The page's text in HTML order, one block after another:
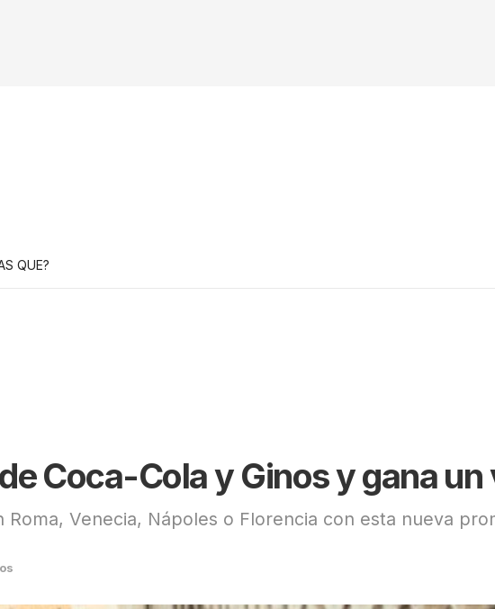
QUE?
Coca-Cola y Ginos y gana un
Venecia, Nápoles o Florencia con esta nueva